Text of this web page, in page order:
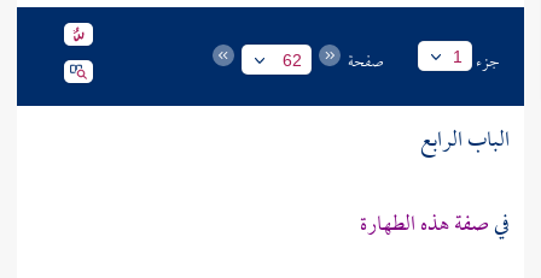
جزء 1 صفحة 62
الباب الرابع
فيصفة هذه الطهارة